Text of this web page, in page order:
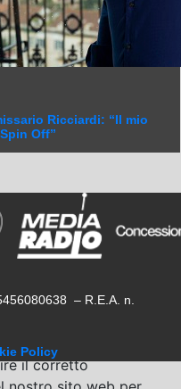
Ricciardi: “Il mio
Off”
– R.E.A. n.
Policy
il corretto